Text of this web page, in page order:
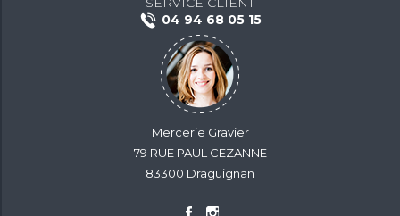
04 94 68 05 15
Mercerie Gravier
79 RUE PAUL CEZANNE
83300 Draguignan